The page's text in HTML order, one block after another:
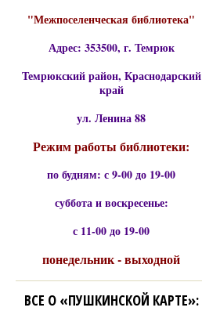
"Межпоселенческая библиотека"
Адрес: 353500, г. Темрюк
Темрюкский район, Краснодарский
край
ул. Ленина 88
Режим работы библиотеки:
по будням: с 9-00 до 19-00
суббота и воскресенье:
с 11-00 до 19-00
понедельник - выходной
ВСЕ О «ПУШКИНСКОЙ КАРТЕ»: